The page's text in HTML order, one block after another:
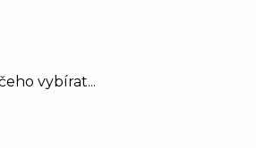
vybírat...